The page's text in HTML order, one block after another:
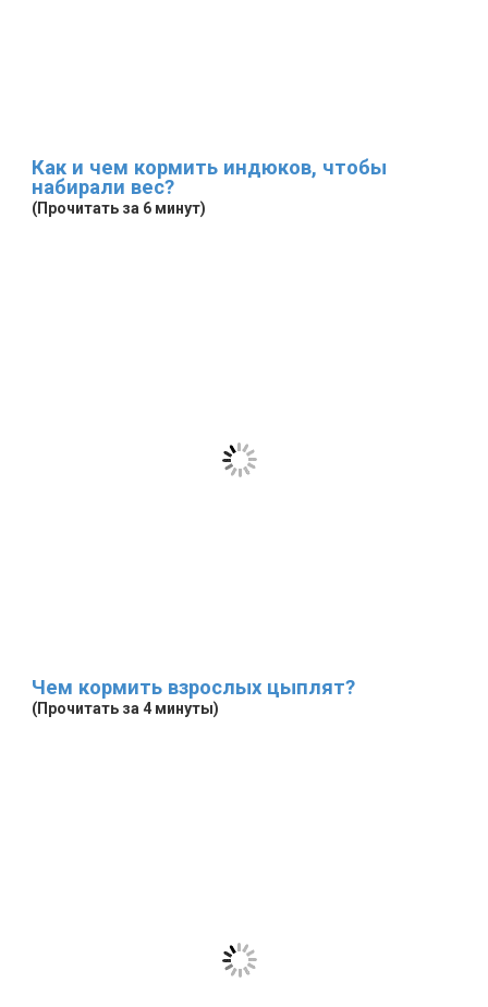
Как и чем кормить индюков, чтобы
набирали вес?
(Прочитать за 6 минут)
Чем кормить взрослых цыплят?
(Прочитать за 4 минуты)